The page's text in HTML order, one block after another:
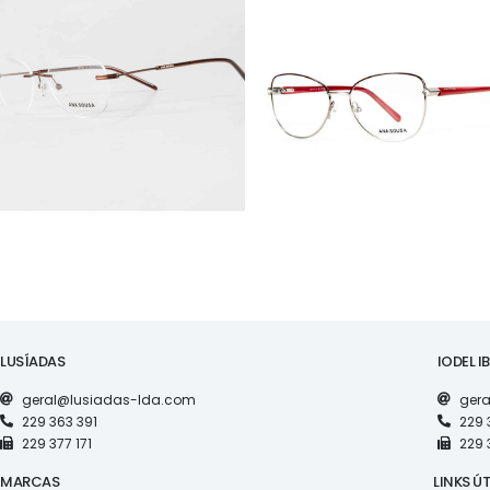
LUSÍADAS
geral@lusiadas-lda.com
229 363 391
229 377 171
IODEL
229
229
MARCAS LINKS